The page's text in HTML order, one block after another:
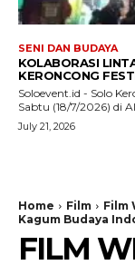
SENI DAN BUDAYA
KOLABORASI
KERONCONG
Soloevent.id - Solo
Sabtu (18/7/2026) di
July 21, 2026